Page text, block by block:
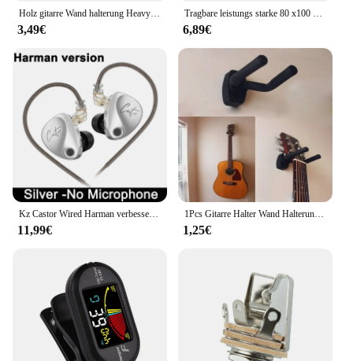
Holz gitarre Wand halterung Heavy Duty einzigartiges Design gebogen Ukulele Haken Bass Lagerung akustische E-Gitarre Rack Halterung
3,49€
Tragbare leistungs starke 80 x100 hd Mon okular 50000m Teleskop Langstrecken zoom mit Stativ Telefon clip für Outdoor-Jagd Camping Tourismus
6,89€
Kz Castor Wired Harman verbesserte Bass Hifi Kopfhörer 2 dynamische abstimm bare Balance Monitor Kopfhörer iem Kopfhörer Musik Sport Ohrhörer
11,99€
1Pcs Gitarre Halter Wand Halterung Ständer Teile und Zubehör Hause Instrument Display Gitarren Haken Wand Kleiderbügel Gitarre Picks
1,25€